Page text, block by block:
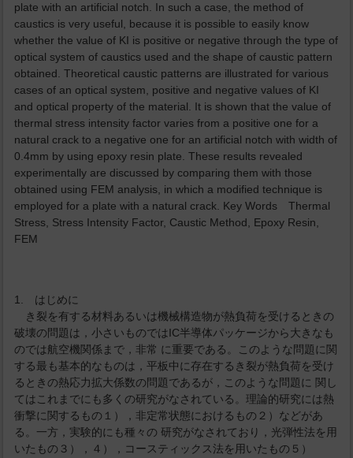
plate with an artificial notch. In such a case, the method of
caustics is very useful, because it is possible to easily know
whether the value of KI is positive or negative through the type of
optical system of caustics used and the shape of caustic pattern
obtained. Theoretical caustic patterns are illustrated for various
cases of an optical system, positive and negative values of KI
and optical property of the material. It is shown that the value of
thermal stress intensity factor varies from a positive one for a
natural crack to a negative one for an artificial notch with width of
0.4mm by using epoxy resin plate. These results revealed
experimentally are discussed by comparing them with those
obtained using FEM analysis, in which a modified technique is
employed for a plate with a natural crack. Key Words Thermal
Stress, Stress Intensity Factor, Caustic Method, Epoxy Resin,
FEM
1. はじめに
き裂を有する材料あるいは機械構造物が熱負荷を受けるときの
破壊の問題は，小さいものではIC半導体パッケージから大きなも
のでは航空機関係まで，非常 に重要である。このような問題に関
する最も基本的なものは，平板中に存在するき裂が熱負荷を受け
るときの熱応力拡大係数の問題であるが，このような問題に 関し
てはこれまでにも多くの研究がなされている。理論的研究には熱
衝撃に関するもの１），非定常状態におけるもの２）などがあ
る。一方，実験的にも種々の 研究がなされており，光弾性法を用
いたもの３），４），コースティックス法を用いたもの５）